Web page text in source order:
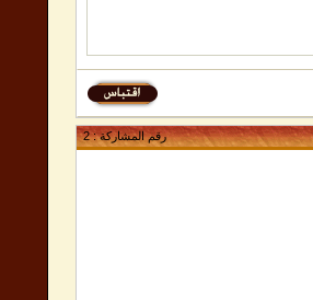
رقم المشاركة :2